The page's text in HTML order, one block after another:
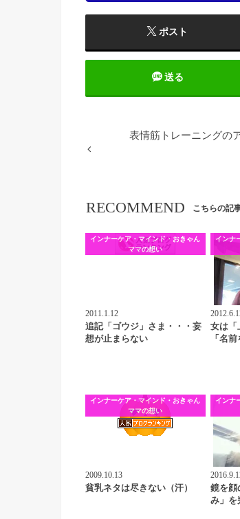
ポスト
送る
表情筋トレーニングの
RECOMMEND こちらの記
インナーケア・マインド・おきゃん
ママの想い
2011.1.12
追記「ゴウジ」さま・・・妄
想が止まらない
インナ
女は「
「名
インナーケア・マインド・おきゃん
ママの想い
2009.10.13
貧乳ネタは尽きない（汗）
インナ
鏡を顔
み」を